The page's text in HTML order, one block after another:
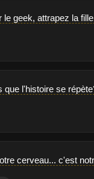
le geek, attrapez la
que l'histoire se
cerveau... c'est